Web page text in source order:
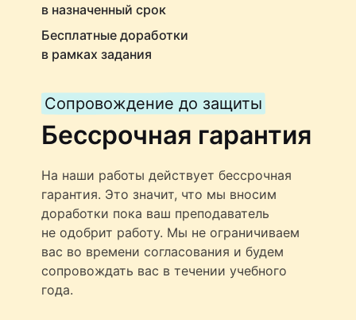
в назначенный срок
Бесплатные доработки
в рамках задания
Сопровождение до защиты
Бессрочная гарантия
На наши работы действует бессрочная
гарантия. Это значит, что мы вносим
доработки пока ваш преподаватель
не одобрит работу. Мы не ограничиваем
вас во времени согласования и будем
сопровождать вас в течении учебного
года.